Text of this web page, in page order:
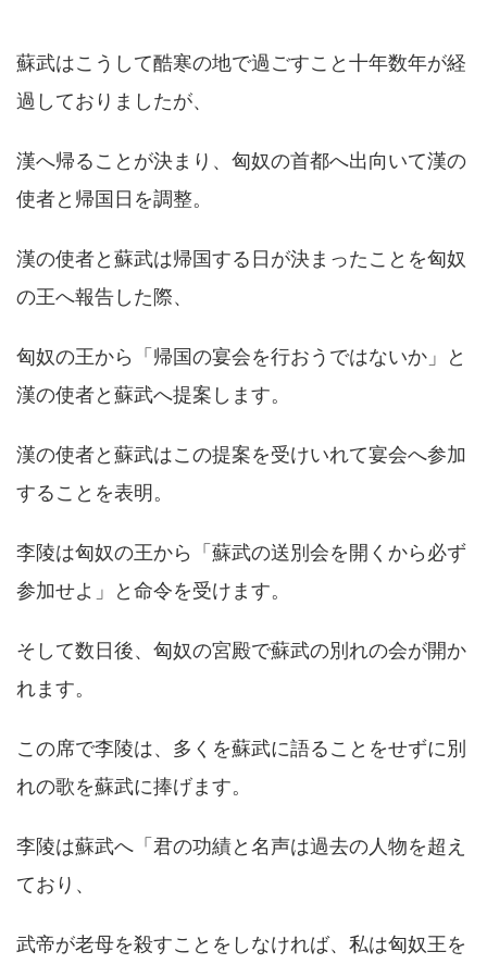
蘇武はこうして酷寒の地で過ごすこと十年数年が経
過しておりましたが、
漢へ帰ることが決まり、匈奴の首都へ出向いて漢の
使者と帰国日を調整。
漢の使者と蘇武は帰国する日が決まったことを匈奴
の王へ報告した際、
匈奴の王から「帰国の宴会を行おうではないか」と
漢の使者と蘇武へ提案します。
漢の使者と蘇武はこの提案を受けいれて宴会へ参加
することを表明。
李陵は匈奴の王から「蘇武の送別会を開くから必ず
参加せよ」と命令を受けます。
そして数日後、匈奴の宮殿で蘇武の別れの会が開か
れます。
この席で李陵は、多くを蘇武に語ることをせずに別
れの歌を蘇武に捧げます。
李陵は蘇武へ「君の功績と名声は過去の人物を超え
ており、
武帝が老母を殺すことをしなければ、私は匈奴王を